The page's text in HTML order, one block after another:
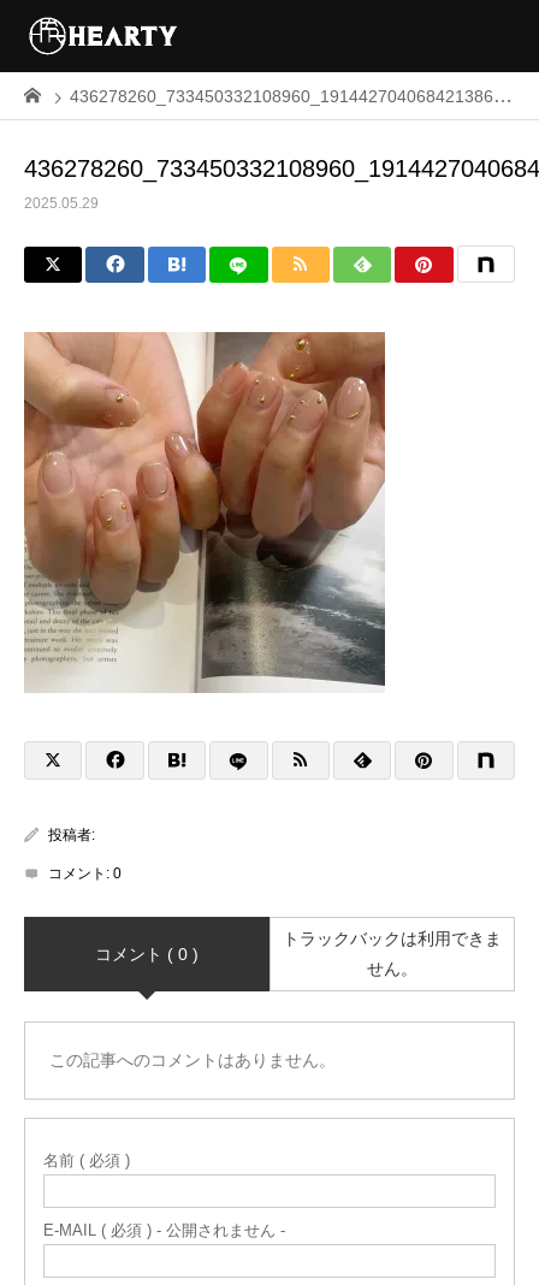
436278260_733450332108960_1914427040684213862_n
2025.05.29
投稿者:
コメント: 0
コメント ( 0 )
トラックバックは利用できま
せん。
この記事へのコメントはありません。
名前 ( 必須 )
E-MAIL ( 必須 ) - 公開されません -